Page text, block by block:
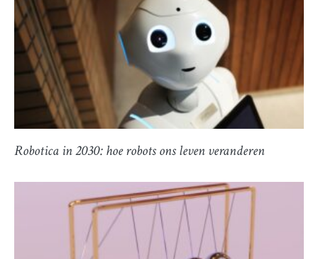
Robotica in 2030: hoe robots ons leven veranderen